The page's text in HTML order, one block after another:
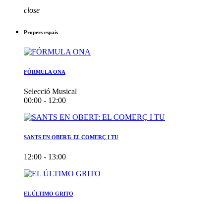
close
Propers espais
FÓRMULA ONA
Selecció Musical
00:00 - 12:00
SANTS EN OBERT: EL COMERÇ I TU
12:00 - 13:00
EL ÚLTIMO GRITO